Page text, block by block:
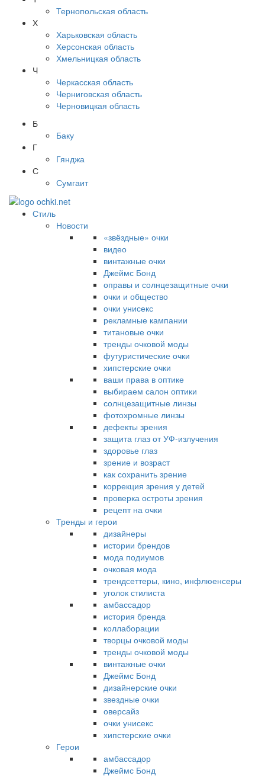
Тернопольская область
Х
Харьковская область
Херсонская область
Хмельницкая область
Ч
Черкасская область
Черниговская область
Черновицкая область
Б
Баку
Г
Гянджа
С
Сумгаит
Стиль
Новости
«звёздные» очки
видео
винтажные очки
Джеймс Бонд
оправы и солнцезащитные очки
очки и общество
очки унисекс
рекламные кампании
титановые очки
тренды очковой моды
футуристические очки
хипстерские очки
ваши права в оптике
выбираем салон оптики
солнцезащитные линзы
фотохромные линзы
дефекты зрения
защита глаз от УФ-излучения
здоровье глаз
зрение и возраст
как сохранить зрение
коррекция зрения у детей
проверка остроты зрения
рецепт на очки
Тренды и герои
дизайнеры
истории брендов
мода подиумов
очковая мода
трендсеттеры, кино, инфлюенсеры
уголок стилиста
амбассадор
история бренда
коллаборации
творцы очковой моды
тренды очковой моды
винтажные очки
Джеймс Бонд
дизайнерские очки
звездные очки
оверсайз
очки унисекс
хипстерские очки
Герои
амбассадор
Джеймс Бонд